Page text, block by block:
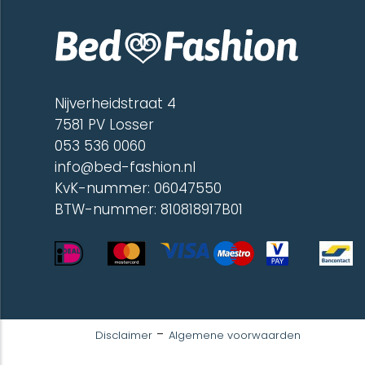
240 x 260 cm (1)
60 x 120 cm (2)
Nijverheidstraat 4
7581 PV Losser
053 536 0060
info@bed-fashion.nl
KvK-nummer: 06047550
BTW-nummer: 810818917B01
Disclaimer - Algemene voorwaarden